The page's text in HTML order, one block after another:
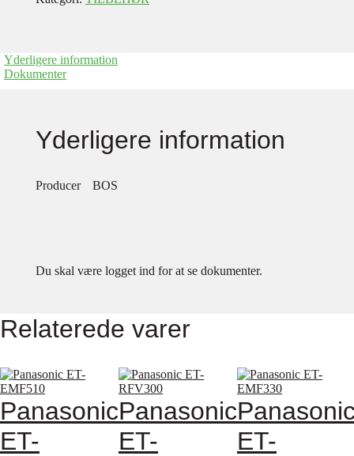
Yderligere information
Dokumenter
Yderligere information
Producer BOS
Du skal være logget ind for at se dokumenter.
Relaterede varer
Panasonic
ET-
Panasonic
ET-
ET-